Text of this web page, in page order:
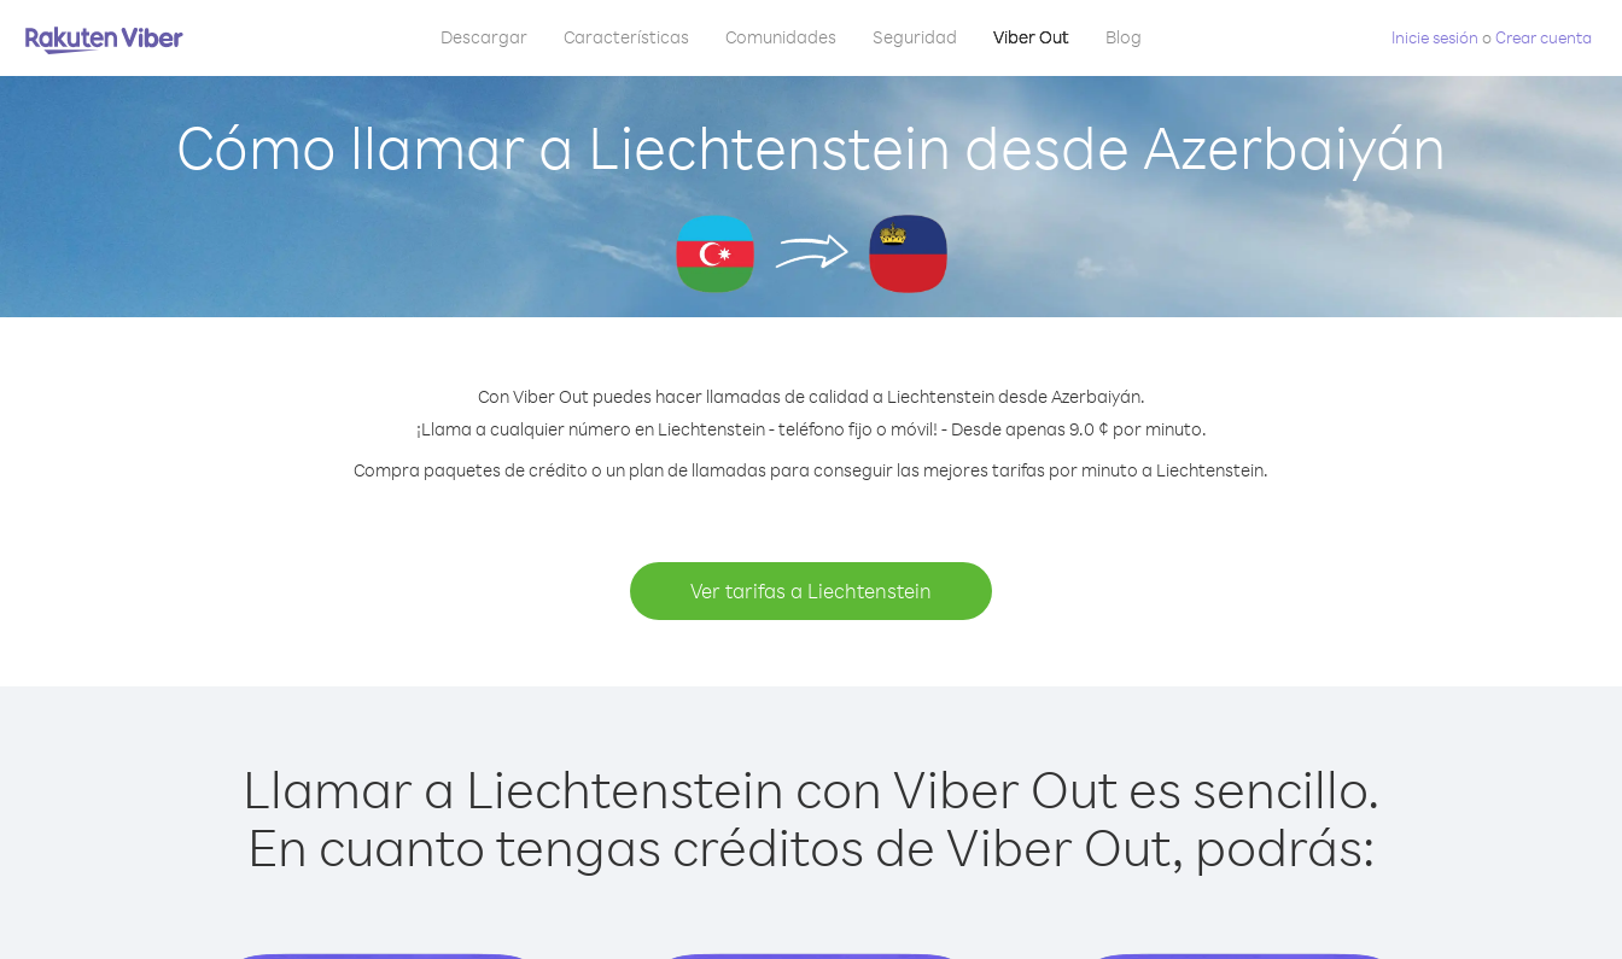
Descargar Características Comunidades Seguridad Viber Out Blog Inicie sesión oCrear cuenta
Cómo llamar a Liechtenstein desde Azerbaiyán
Con Viber Out puedes hacer llamadas de calidad a Liechtenstein desde Azerbaiyán.
¡Llama a cualquier número en Liechtenstein - teléfono fijo o móvil! - Desde apenas 9.0 ¢ por minuto.
Compra paquetes de crédito o un plan de llamadas para conseguir las mejores tarifas por minuto a Liechtenstein.
Ver tarifas a Liechtenstein
Llamar a Liechtenstein con Viber Out es sencillo.
En cuanto tengas créditos de Viber Out, podrás: